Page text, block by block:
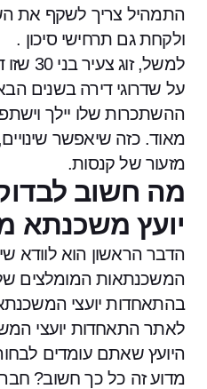
התמהיל צריך לשקף את
ולקחת גם תרחישי סיכון .
למשל,
על שדרוגי דירה בשנים
ההשתכרות שלו יילך
מאוד. כזה שיאפשר
מזעור של קנסות.
מה חשוב
יועץ משכנתא
הדבר הראשון הוא לוודא
המשכנתאות המומלצים
בהתאחדות יועצי
לאתר התאחדות יועצי
היועץ שאתם עומדים
מדוע זה כל כך חשוב?